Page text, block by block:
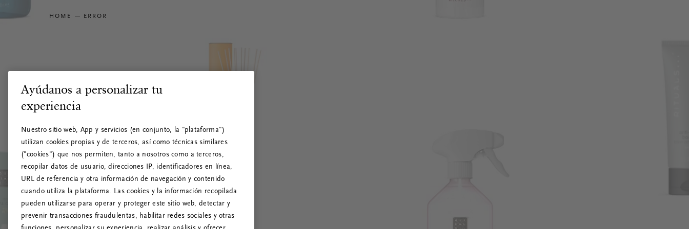
HOME ERROR
Ayúdanos a personalizar tu
experiencia
Nuestro sitio web, App y servicios (en conjunto, la "plataforma")
utilizan cookies propias y de terceros, así como técnicas similares
("cookies") que nos permiten, tanto a nosotros como a terceros,
recopilar datos de usuario, direcciones IP, identificadores en línea,
URL de referencia y otra información de navegación y contenido
cuando utiliza la plataforma. Las cookies y la información recopilada
pueden utilizarse para operar y proteger este sitio web, detectar y
prevenir transacciones fraudulentas, habilitar redes sociales y otras